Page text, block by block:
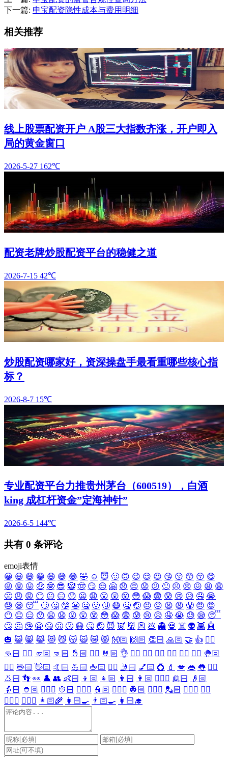
下一篇: 申宝配资隐性成本与费用明细
相关推荐
线上股票配资开户 A股三大指数齐涨，开户即入
局的黄金窗口
2026-5-27 162℃
配资老牌炒股配资平台的稳健之道
2026-7-15 42℃
炒股配资哪家好，资深操盘手最看重哪些核心指
标？
2026-8-7 15℃
专业配资平台力推贵州茅台（600519），白酒
king 成杠杆资金”定海神针”
2026-6-5 144℃
共有 0 条评论
emoji表情
😀 😃 😄 😁 😆 😅 😂 🤣 ☺️ 😇 🙂 🙃 😉 😌 😍 😘 😗 😙 😚 😋
😜 😝 😛 🤑 🤓 😎 🤡 🤠 😏 😒 🤗 😞 😔 😟 😕 🙁 ☹️ 😣 😖 😫 😩
😤 😠 😡 😶 😐 😑 😯 😦 😧 😮 😲 😵 😳 😱 😨 😰 😢 😥 🤤 😭
😓 😪 😴 🙄 🤔 🤥 😬 🤐 🤢 🤧 😷 🤒 🤕 😣 😖 😫 😩 😤 😠 😡
😶 😐 😑 😯 😦 😧 😮 😲 😵 😳 😱 😨 😰 😢 😥 🤤 😭 😓 😪 😴
🙄 🤔 🤥 😬 🤐 🤢 🤧 😷 🤒 🤕 😈 👿 👹 👺 💩 👻 💀 ☠️ 👽 👾 🤖
🎃 😺 😸 😹 😻 😼 😽 🙀 😿 😾 👐🏻 🙌🏻 👏🏻 🙏🏻 🤝 👍 👎🏻
👊🏻 ✊🏻 🤛🏻 🤜🏻 🤞🏻 ✌🏻 🤘🏻 👌 👈🏻 👉🏻 👆🏻 👇🏻 ☝🏻 ✋🏻 🤚🏻
🖐🏻 🖖🏻 👋🏻 🤙🏻 💪🏻 🖕🏻 ✍🏻 🤳🏻 💅🏻 💍 💄 💋 👄 👅 👂🏻
👃🏻 👣 👀 👤 👥 👶🏻 👦🏻 👧🏻 👨🏻 👩🏻 👱🏻‍♀️ 👱🏻
👴🏻
👵🏻 👲🏻 👳🏻‍♀️ 👳🏻 👮🏻‍♀️ 👮🏻 👷🏻‍♀️ 👷🏻 💂🏻‍♀️ 💂🏻 🕵🏻‍♀️ 🕵🏻
👩🏻‍⚕️ 👨🏻‍⚕️ 👩🏻‍🌾 👩🏻‍🍳 👨🏻‍🍳 👩🏻‍🎓